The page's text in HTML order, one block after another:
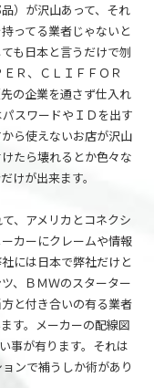
）が沢山あって、それ
ってる業者じゃないと
も日本と言うだけで刎
Ｒ、ＣＬＩＦＦＯＲ
の企業を通さず仕入れ
スワードやＩＤを出す
ら使えないお店が沢山
たら壊れるとか色々な
けが出来ます。
、アメリカとコネクシ
カーにクレームや情報
には日本で弊社だけと
、ＢＭＷのスターター
と付き合いの有る業者
す。メーカーの配線図
事が有ります。それは
ンで補うしか術があり